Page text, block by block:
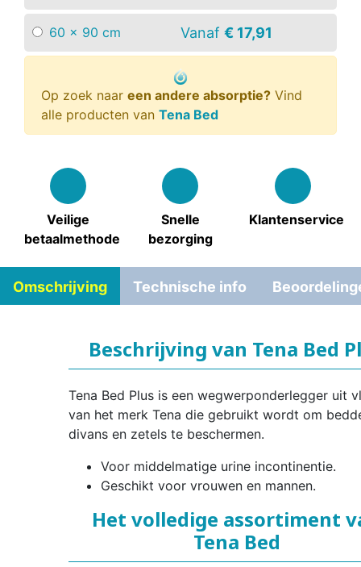
60 x 90 cm Vanaf € 17,91
Op zoek naar een andere absorptie? Vind
alle producten van Tena Bed
Veilige
betaalmethode
Snelle
bezorging
Klantenservice
Omschrijving Technische info
Beschrijving van Tena Bed
Tena Bed Plus is een wegwerponderlegger uit
van het merk Tena die gebruikt wordt om
divans en zetels te beschermen.
Voor middelmatige urine incontinentie.
Geschikt voor vrouwen en mannen.
Het volledige assortiment
Tena Bed